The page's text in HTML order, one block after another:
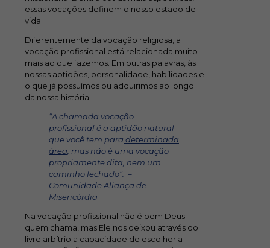
essas vocações definem o nosso estado de
vida.
Diferentemente da vocação religiosa, a
vocação profissional está relacionada muito
mais ao que fazemos. Em outras palavras, às
nossas aptidões, personalidade, habilidades e
o que já possuímos ou adquirimos ao longo
da nossa história.
“A chamada vocação
profissional é a aptidão natural
que você tem para determinada
área , mas não é uma vocação
propriamente dita, nem um
caminho fechado”. –
Comunidade Aliança de
Misericórdia
Na vocação profissional não é bem Deus
quem chama, mas Ele nos deixou através do
livre arbítrio a capacidade de escolher a